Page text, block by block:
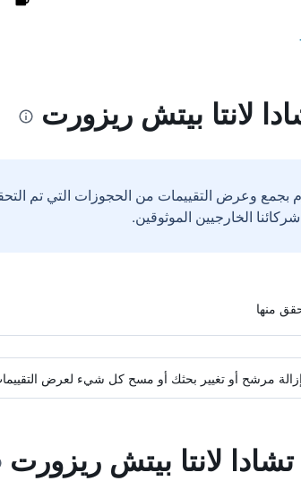
لانتا بيتش ريزورت
بجمع وعرض التقييمات من الحجوزات التي تم
إزالة مرشح أو تغيير بحثك أو مسح كل شيء لعرض
لانتا بيتش ريزورت